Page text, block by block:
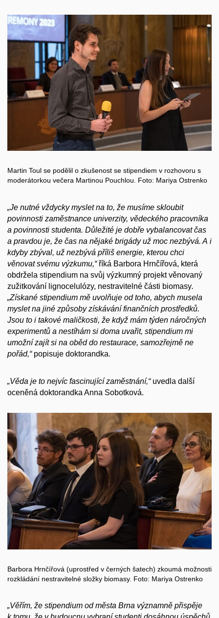
Martin Toul se podělil o zkušenost se stipendiem v rozhovoru s
moderátorkou večera Martinou Pouchlou. Foto: Mariya Ostrenko
„Je nutné vždycky myslet na to, že musíme skloubit
povinnosti zaměstnance univerzity, vědeckého pracovníka
a povinnosti studenta. Důležité je dobře vybalancovat čas
a pravdou je, že čas na nějaké brigády už moc nezbývá. A i
kdyby zbýval, už nezbývá příliš energie, kterou chci
věnovat svému výzkumu,“říká Barbora Hrnčířová, která
obdržela stipendium na svůj výzkumný projekt věnovaný
zužitkování lignocelulózy, nestravitelné části biomasy.
„Získané stipendium mě uvolňuje od toho, abych musela
myslet na jiné způsoby získávání finančních prostředků.
Jsou to i takové maličkosti, že když mám týden náročných
experimentů a nestíhám si doma uvařit, stipendium mi
umožní zajít si na oběd do restaurace, samozřejmě ne
pořád,“popisuje doktorandka.
„Věda je to nejvíc fascinující zaměstnání,“uvedla další
oceněná doktorandka Anna Sobotková.
Barbora Hrnčířová (uprostřed v černých šatech) zkoumá možnosti
rozkládání nestravitelné složky biomasy. Foto: Mariya Ostrenko
„Věřím, že stipendium od města Brna významně přispěje